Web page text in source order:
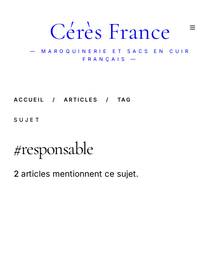
Cérès France
— MAROQUINERIE ET SACS EN CUIR
FRANÇAIS —
ACCUEIL / ARTICLES / TAG
SUJET
#responsable
2 articles mentionnent ce sujet.